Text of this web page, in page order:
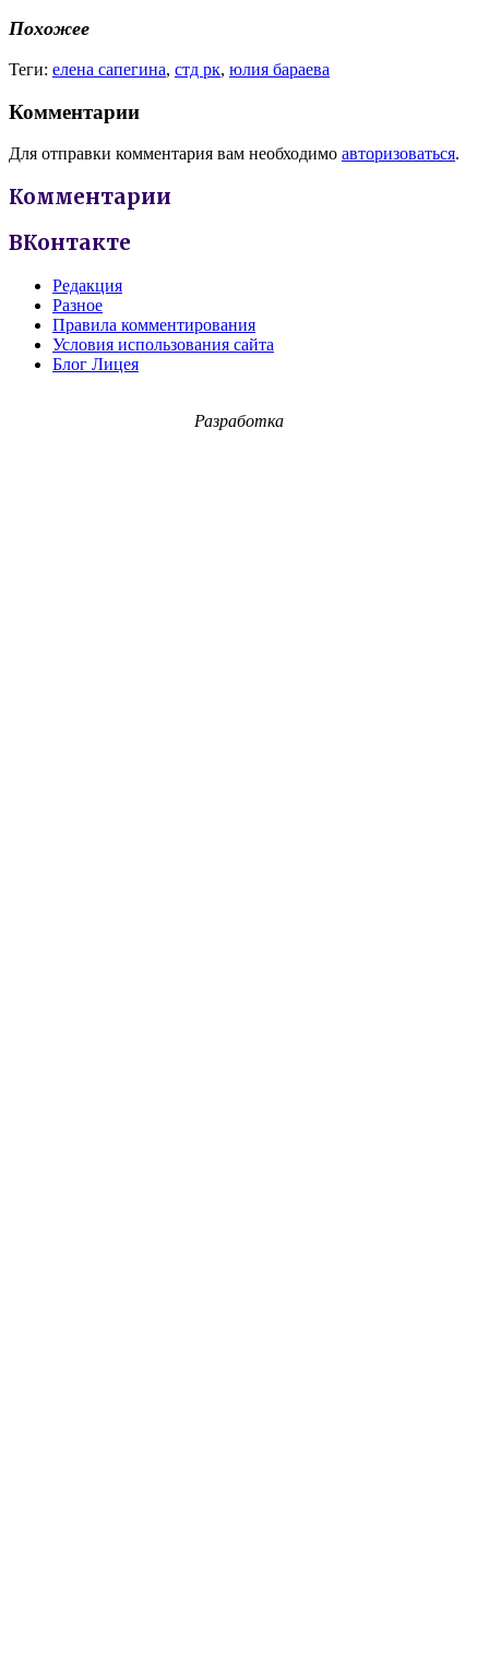
Похожее
Теги: елена сапегина, стд рк, юлия бараева
Комментарии
Для отправки комментария вам необходимо авторизоваться.
Комментарии
ВКонтакте
Редакция
Разное
Правила комментирования
Условия использования сайта
Блог Лицея
Разработка